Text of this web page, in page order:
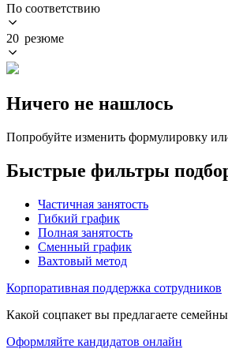
По соответствию
20 резюме
Ничего не нашлось
Попробуйте изменить формулировку
Быстрые фильтры
Частичная занятость
Гибкий график
Полная занятость
Сменный график
Вахтовый метод
Корпоративная поддержка сотрудников
Какой соцпакет вы предлагаете
Оформляйте кандидатов онлайн